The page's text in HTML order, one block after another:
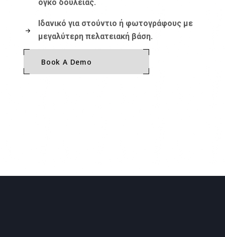
όγκο δουλειάς.
Ιδανικό για στούντιο ή φωτογράφους με
μεγαλύτερη πελατειακή βάση.
Book A Demo